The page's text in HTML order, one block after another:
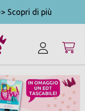
Scopri di più